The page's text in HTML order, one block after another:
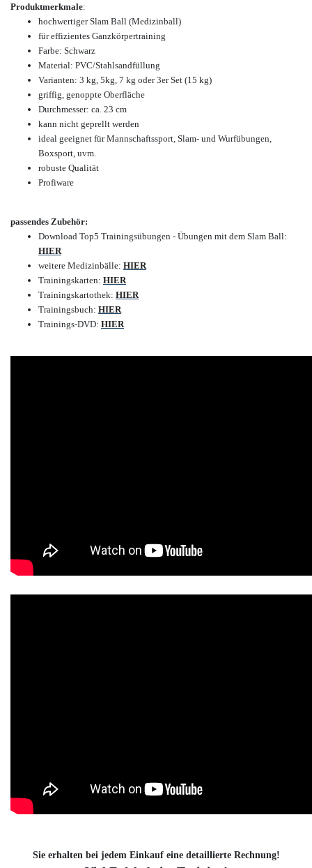
Produktmerkmale:
hochwertigerSlam Ball (Medizinball)
für effizientes Ganzkörpertraining
Farbe: Schwarz
Material: PVC/Stahlsandfüllung
Varianten: 3 kg, 5kg, 7 kg oder 3er Set (15 kg)
griffig, genoppte Oberfläche
Durchmesser: ca. 23 cm
kann nicht geprellt werden
ideal geeignet für Mannschaftssport, Slam- und Wurfübungen,
Boxsport, uvm.
robuste Qualität
Profiware
passendes Zubehör:
Download Top5 Trainingsübungen - Übungen mit dem Slam Ball:
HIER
weitere Medizinbälle: HIER
Trainingskarten: HIER
Trainingskartothek: HIER
Trainingsbuch: HIER
Trainings-DVD: HIER
Sie erhalten bei jedem Einkauf eine detaillierte Rechnung!